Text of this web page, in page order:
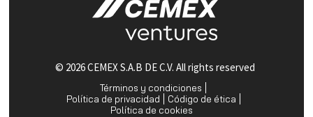
© 2026 CEMEX S.A.B DE C.V. All rights reserved
Términos y condiciones
Política de privacidad
Código de ética
Política de cookies